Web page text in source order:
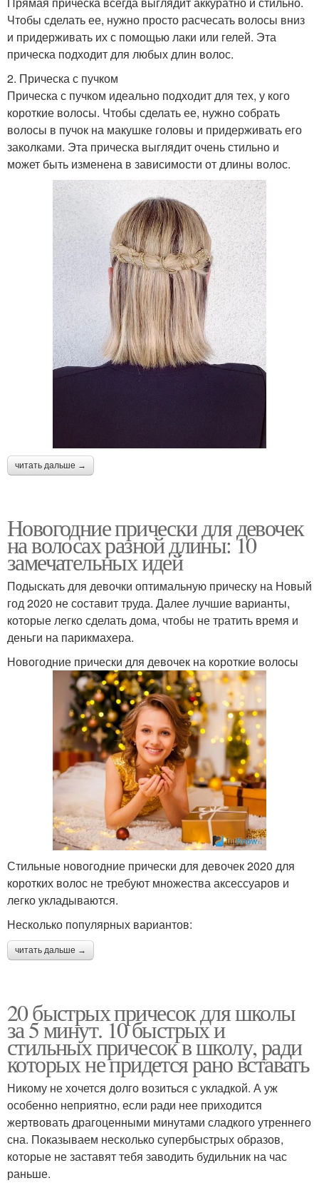
Чтобы сделать ее, нужно просто расчесать волосы вниз
и придерживать их с помощью лаки или гелей. Эта
прическа подходит для любых длин волос.
2. Прическа с пучком
Прическа с пучком идеально подходит для тех, у кого
короткие волосы. Чтобы сделать ее, нужно собрать
волосы в пучок на макушке головы и придерживать его
заколками. Эта прическа выглядит очень стильно и
может быть изменена в зависимости от длины волос.
читать дальше →
Новогодние прически для девочек
на волосах разной длины: 10
замечательных идей
Подыскать для девочки оптимальную прическу на Новый
год 2020 не составит труда. Далее лучшие варианты,
которые легко сделать дома, чтобы не тратить время и
деньги на парикмахера.
Новогодние прически для девочек на короткие волосы
Стильные новогодние прически для девочек 2020 для
коротких волос не требуют множества аксессуаров и
легко укладываются.
Несколько популярных вариантов:
читать дальше →
20 быстрых причесок для школы
за 5 минут. 10 быстрых и
стильных причесок в школу, ради
которых не придется рано вставать
Никому не хочется долго возиться с укладкой. А уж
особенно неприятно, если ради нее приходится
жертвовать драгоценными минутами сладкого утреннего
сна. Показываем несколько супербыстрых образов,
которые не заставят тебя заводить будильник на час
раньше.